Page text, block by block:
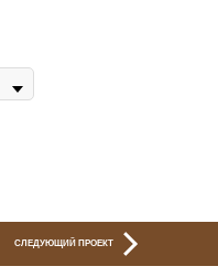
СЛЕДУЮЩИЙ ПРОЕКТ